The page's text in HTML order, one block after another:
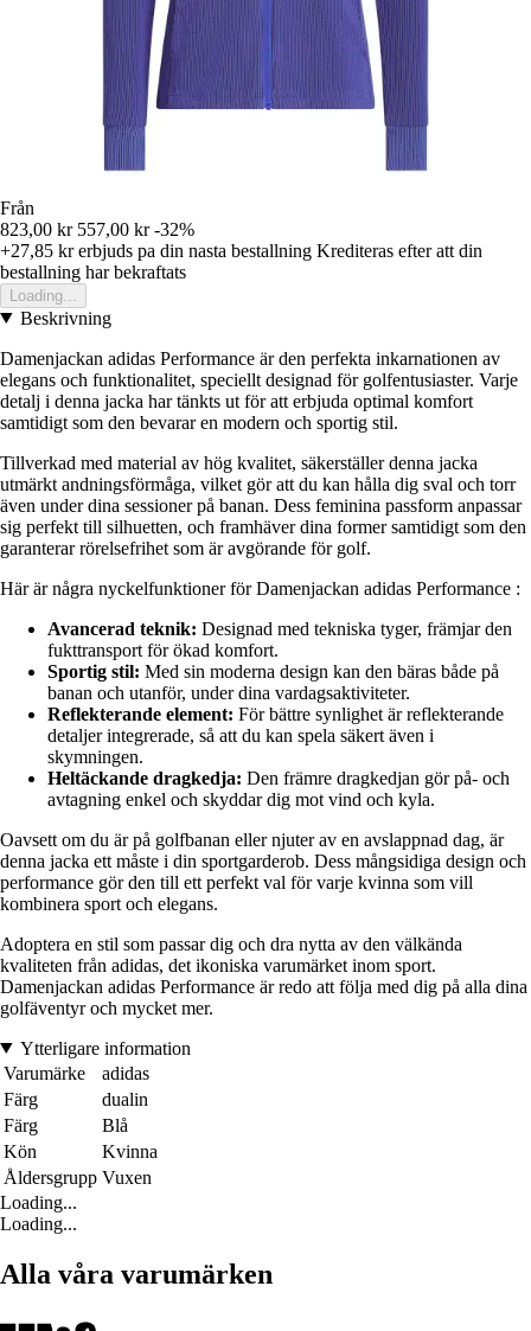
Från
823,00 kr 557,00 kr -32%
+27,85 krerbjuds pa din nasta bestallning Krediteras efter att din
bestallning har bekraftats
Loading...
Beskrivning
Damenjackan adidas Performance är den perfekta inkarnationen av
elegans och funktionalitet, speciellt designad för golfentusiaster. Varje
detalj i denna jacka har tänkts ut för att erbjuda optimal komfort
samtidigt som den bevarar en modern och sportig stil.
Tillverkad med material av hög kvalitet, säkerställer denna jacka
utmärkt andningsförmåga, vilket gör att du kan hålla dig sval och torr
även under dina sessioner på banan. Dess feminina passform anpassar
sig perfekt till silhuetten, och framhäver dina former samtidigt som den
garanterar rörelsefrihet som är avgörande för golf.
Här är några nyckelfunktioner för Damenjackan adidas Performance :
Avancerad teknik: Designad med tekniska tyger, främjar den
fukttransport för ökad komfort.
Sportig stil: Med sin moderna design kan den bäras både på
banan och utanför, under dina vardagsaktiviteter.
Reflekterande element: För bättre synlighet är reflekterande
detaljer integrerade, så att du kan spela säkert även i
skymningen.
Heltäckande dragkedja: Den främre dragkedjan gör på- och
avtagning enkel och skyddar dig mot vind och kyla.
Oavsett om du är på golfbanan eller njuter av en avslappnad dag, är
denna jacka ett måste i din sportgarderob. Dess mångsidiga design och
performance gör den till ett perfekt val för varje kvinna som vill
kombinera sport och elegans.
Adoptera en stil som passar dig och dra nytta av den välkända
kvaliteten från adidas, det ikoniska varumärket inom sport.
Damenjackan adidas Performance är redo att följa med dig på alla dina
golfäventyr och mycket mer.
Ytterligare information
Varumärke
adidas
Färg
dualin
Färg
Blå
Kön
Kvinna
Åldersgrupp Vuxen
Loading...
Loading...
Alla våra varumärken